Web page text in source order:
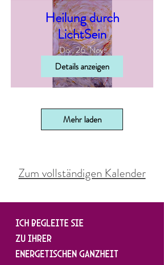
Heilung durch
LichtSein
Do., 26. Nov.
Details anzeigen
Mehr laden
Zum vollständigen Kalender
ICH BEGLEITE SIE
ZU IHRER
ENERGETISCHEN GANZHEIT